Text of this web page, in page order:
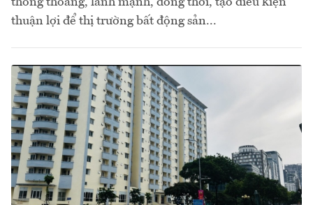
thuận lợi để thị trường bất động sản...